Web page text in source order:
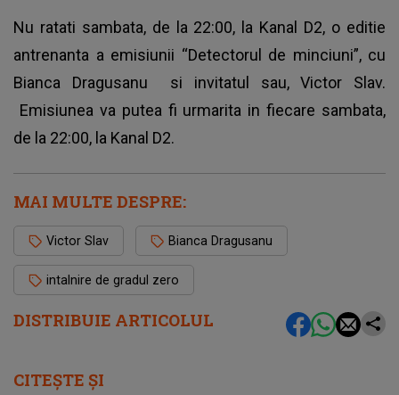
DISTRIBUIE ARTICOLUL
Nu ratati sambata, de la 22:00, la Kanal D2, o editie
antrenanta a emisiunii “Detectorul de minciuni”, cu
Bianca Dragusanu si invitatul sau, Victor Slav.
Emisiunea va putea fi urmarita in fiecare sambata,
de la 22:00, la Kanal D2.
MAI MULTE DESPRE:
Victor Slav Bianca Dragusanu
intalnire de gradul zero
CITEȘTE ȘI